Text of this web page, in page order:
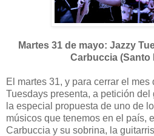
Martes 31 de mayo: Jazzy
Carbuccia (Santo
El martes 31, y para cerrar el
Tuesdays presenta, a petición
la especial propuesta de uno de
músicos que tenemos en el país,
Carbuccia y su sobrina, la